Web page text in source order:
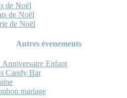
de Noël
de Noël
de Noël
Autres évenements
Anniversaire Enfant
Candy Bar
mariage